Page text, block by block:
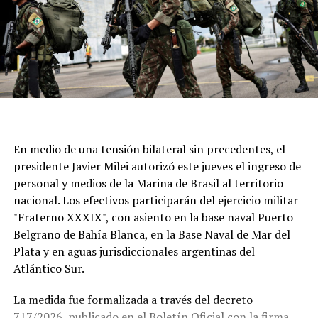
En medio de una tensión bilateral sin precedentes, el
presidente Javier Milei autorizó este jueves el ingreso de
personal y medios de la Marina de Brasil al territorio
nacional. Los efectivos participarán del ejercicio militar
"Fraterno XXXIX", con asiento en la base naval Puerto
Belgrano de Bahía Blanca, en la Base Naval de Mar del
Plata y en aguas jurisdiccionales argentinas del
Atlántico Sur.
La medida fue formalizada a través del decreto